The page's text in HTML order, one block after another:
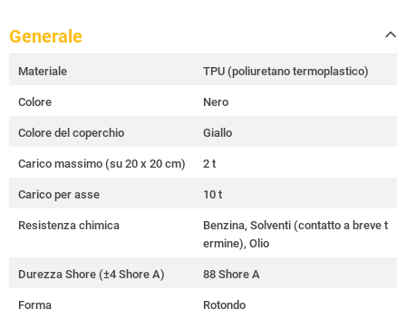
Generale
Materiale TPU (poliuretano termoplastico)
Colore Nero
Colore del coperchio Giallo
Carico massimo (su 20 x 20 cm) 2 t
Carico per asse 10 t
Resistenza chimica
Benzina, Solventi (contatto a breve t
ermine), Olio
Durezza Shore (±4 Shore A) 88 Shore A
Forma Rotondo